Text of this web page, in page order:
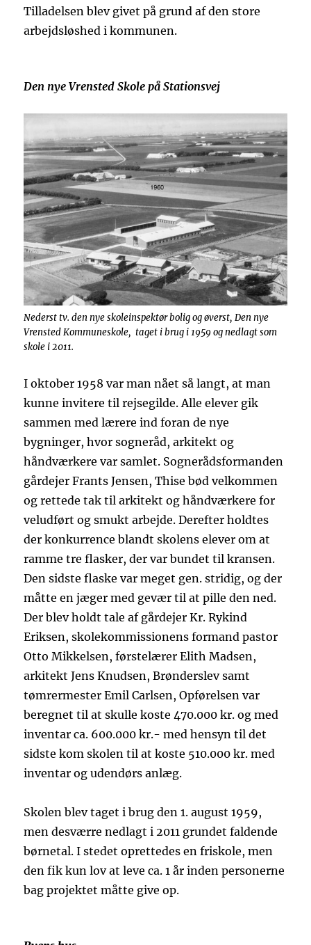
Tilladelsen blev givet på grund af den store
arbejdsløshed i kommunen.
Den nye Vrensted Skole på Stationsvej
Nederst tv. den nye skoleinspektør bolig og øverst, Den nye
Vrensted Kommuneskole, taget i brug i 1959 og nedlagt som
skole i 2011.
I oktober 1958 var man nået så langt, at man
kunne invitere til rejsegilde. Alle elever gik
sammen med lærere ind foran de nye
bygninger, hvor sogneråd, arkitekt og
håndværkere var samlet. Sognerådsformanden
gårdejer Frants Jensen, Thise bød velkommen
og rettede tak til arkitekt og håndværkere for
veludført og smukt arbejde. Derefter holdtes
der konkurrence blandt skolens elever om at
ramme tre flasker, der var bundet til kransen.
Den sidste flaske var meget gen. stridig, og der
måtte en jæger med gevær til at pille den ned.
Der blev holdt tale af gårdejer Kr. Rykind
Eriksen, skolekommissionens formand pastor
Otto Mikkelsen, førstelærer Elith Madsen,
arkitekt Jens Knudsen, Brønderslev samt
tømrermester Emil Carlsen, Opførelsen var
beregnet til at skulle koste 470.000 kr. og med
inventar ca. 600.000 kr.- med hensyn til det
sidste kom skolen til at koste 510.000 kr. med
inventar og udendørs anlæg.
Skolen blev taget i brug den 1. august 1959,
men desværre nedlagt i 2011 grundet faldende
børnetal. I stedet oprettedes en friskole, men
den fik kun lov at leve ca. 1 år inden personerne
bag projektet måtte give op.